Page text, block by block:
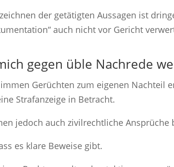
der getätigten Aussagen ist
auch nicht vor Gericht
gegen üble Nachrede
Gerüchten zum eigenen Nachteil
Strafanzeige in Betracht.
jedoch auch zivilrechtliche
es klare Beweise gibt.